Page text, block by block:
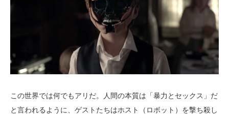
この世界では何でもアリだ。人間の本質は「暴力とセックス」だ
と言われるように、ゲストたちはホスト（ロボット）を撃ち殺し